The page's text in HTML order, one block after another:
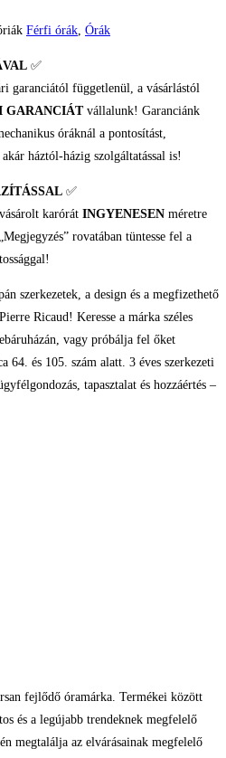
Férfi órák, Órák
✅
garanciától függetlenül, a vásárlástól
GARANCIÁTvállalunk! Garanciánk
óráknál a pontosítást,
háztól-házig szolgáltatással is!
✅
karórát INGYENESEN méretre
rovatában tüntesse fel a
szerkezetek, a design és a megfizethető
Ricaud! Keresse a márka széles
vagy próbálja fel őket
64. és 105. szám alatt. 3 éves szerkezeti
tapasztalat és hozzáértés –
fejlődő óramárka. Termékei között
és a legújabb trendeknek megfelelő
megtalálja az elvárásainak megfelelő